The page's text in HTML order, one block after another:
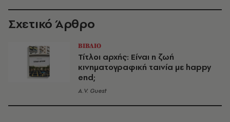
Σχετικό Άρθρο
ΒΙΒΛΙΟ
Τίτλοι αρχής: Είναι η ζωή
κινηματογραφική ταινία με happy
end;
A.V. Guest